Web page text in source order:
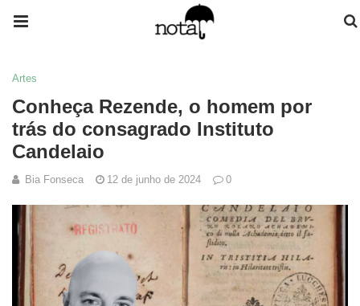
Artes
Conheça Rezende, o homem por
trás do consagrado Instituto
Candelaio
Bia Fonseca 12 de junho de 2024 0